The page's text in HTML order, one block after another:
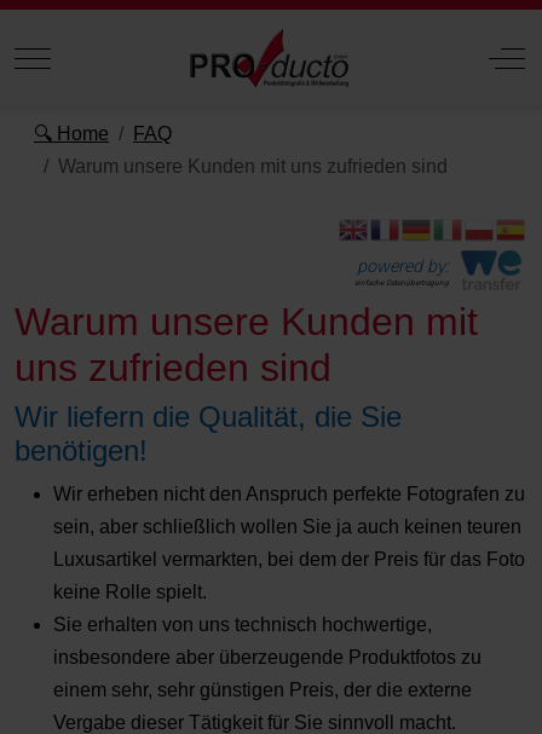
Mobile Menu Toggle Off-
🔍 Home
FAQ
Warum unsere Kunden mit uns zufrieden sind
powered by:
einfache Datenübertragung
Warum unsere Kunden mit
uns zufrieden sind
Wir liefern die Qualität, die Sie
benötigen!
Wir erheben nicht den Anspruch perfekte Fotografen zu
sein, aber schließlich wollen Sie ja auch keinen teuren
Luxusartikel vermarkten, bei dem der Preis für das Foto
keine Rolle spielt.
Sie erhalten von uns technisch hochwertige,
insbesondere aber überzeugende Produktfotos zu
einem sehr, sehr günstigen Preis, der die externe
Vergabe dieser Tätigkeit für Sie sinnvoll macht.